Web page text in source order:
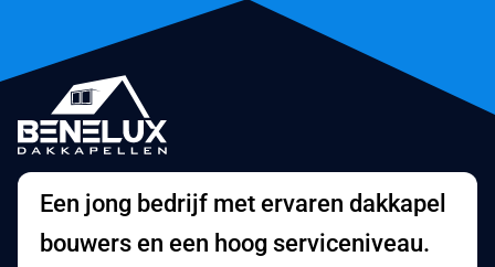
Een jong bedrijf met ervaren dakkapel
bouwers en een hoog serviceniveau.